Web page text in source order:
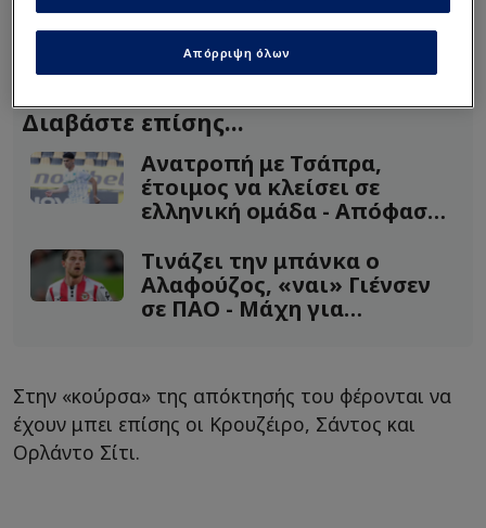
Διαβάστε επίσης...
Ανατροπή με Τσάπρα,
έτοιμος να κλείσει σε
ελληνική ομάδα - Απόφαση
Τινάζει την μπάνκα ο
Αλαφούζος, «ναι» Γιένσεν
σε ΠΑΟ - Μάχη για
Στην «κούρσα» της απόκτησής του φέρονται να
έχουν μπει επίσης οι Κρουζέιρο, Σάντος και
Ορλάντο Σίτι.
Απόρριψη όλων